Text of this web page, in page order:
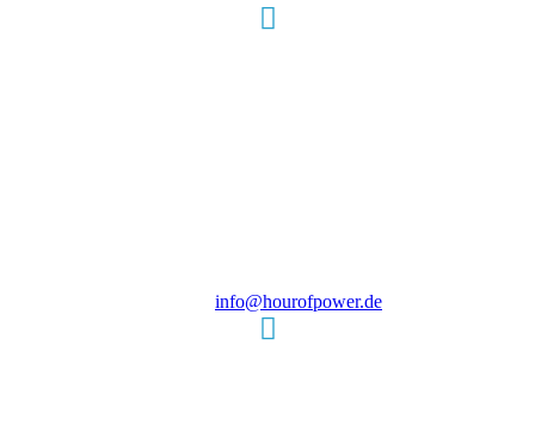
info@hourofpower.de